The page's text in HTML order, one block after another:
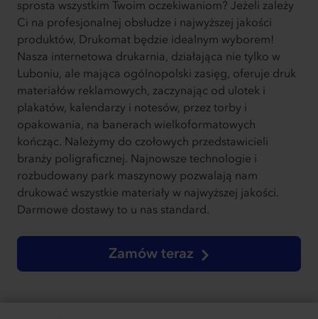
sprosta wszystkim Twoim oczekiwaniom? Jeżeli zależy
Ci na profesjonalnej obsłudze i najwyższej jakości
produktów, Drukomat będzie idealnym wyborem!
Nasza internetowa drukarnia, działająca nie tylko w
Luboniu, ale mająca ogólnopolski zasięg, oferuje druk
materiałów reklamowych, zaczynając od ulotek i
plakatów, kalendarzy i notesów, przez torby i
opakowania, na banerach wielkoformatowych
kończąc. Należymy do czołowych przedstawicieli
branży poligraficznej. Najnowsze technologie i
rozbudowany park maszynowy pozwalają nam
drukować wszystkie materiały w najwyższej jakości.
Darmowe dostawy to u nas standard.
Zamów teraz